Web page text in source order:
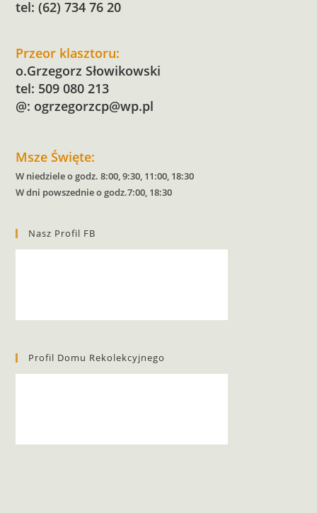
tel: (62) 734 76 20
Przeor klasztoru:
o.Grzegorz Słowikowski
tel: 509 080 213
@: ogrzegorzcp@wp.pl
Msze Święte:
W niedziele o godz. 8:00, 9:30, 11:00, 18:30
W dni powszednie o godz.7:00, 18:30
Nasz Profil FB
Profil Domu Rekolekcyjnego